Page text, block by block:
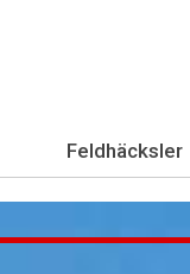
Feldhäcksler